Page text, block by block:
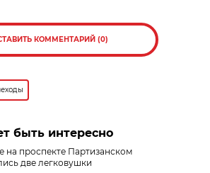
КОММЕНТАРИЙ (0)
быть интересно
на проспекте Партизанском
две легковушки